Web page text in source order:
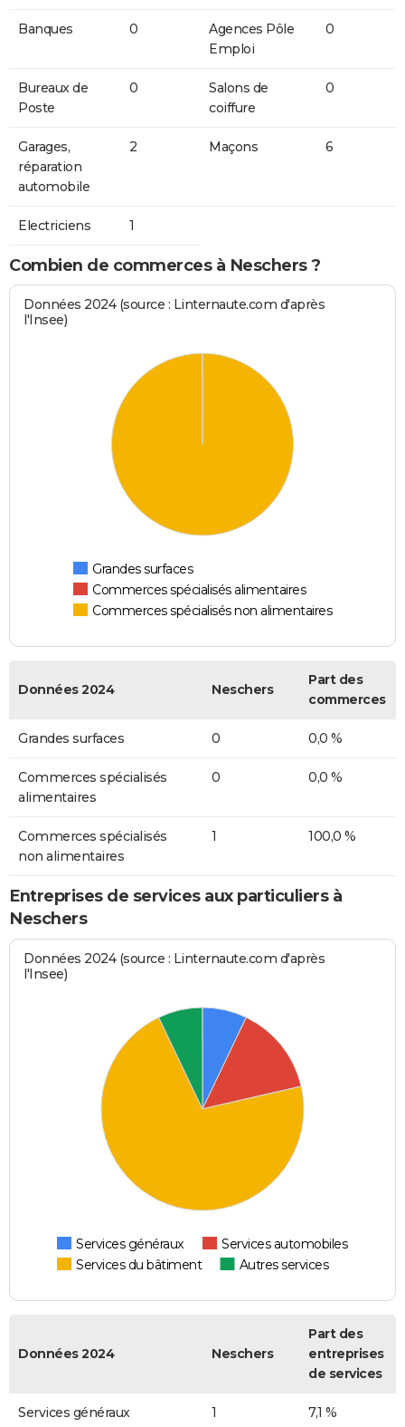
Banques 0
Agences Pôle
Emploi
0
Bureaux de
Poste
0
Salons de
coiffure
0
Garages,
réparation
automobile
2 Maçons 6
Electriciens 1
Combien de commerces à Neschers ?
Données 2024 (source : Linternaute.com d'après
l'Insee)
Grandes surfaces
Commerces spécialisés alimentaires
Commerces spécialisés non alimentaires
Données 2024 Neschers
Part des
commerces
Grandes surfaces 0 0,0 %
Commerces spécialisés
alimentaires
0 0,0 %
Commerces spécialisés
non alimentaires
1 100,0 %
Entreprises de services aux particuliers à
Neschers
Données 2024 (source : Linternaute.com d'après
l'Insee)
Services généraux
Services automobiles
Services du bâtiment
Autres services
Données 2024 Neschers
Part des
entreprises
de services
Services généraux 1 7,1 %